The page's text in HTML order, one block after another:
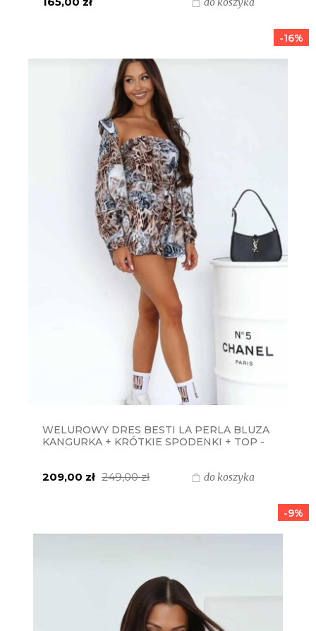
WELUROWY DRES BESTI LA PERLA BLUZA
KANGURKA + KRÓTKIE SPODENKI + TOP -
209,00 zł 249,00 zł do koszyka
-16%
-9%